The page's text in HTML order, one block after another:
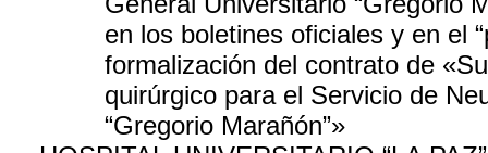
en los boletines oficiales y en el
formalización del contrato de
quirúrgico para el Servicio de
“Gregorio Marañón”»